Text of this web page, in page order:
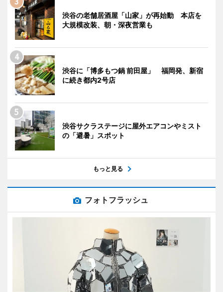
渋谷の老舗居酒屋「山家」が再始動 本店を
大規模改装、朝・深夜営業も
渋谷に「博多もつ鍋 前田屋」 福岡発、新宿
に続き都内2号店
渋谷サクラステージに屋外エアコンやミスト
の「避暑」スポット
もっと見る
フォトフラッシュ